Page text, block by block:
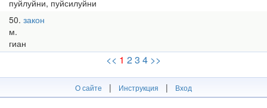
пуйлуйни, пуйсилуйни
50 закон
м.
гиан
<< 1 23 4 >>
О сайте | Инструкция | Вход